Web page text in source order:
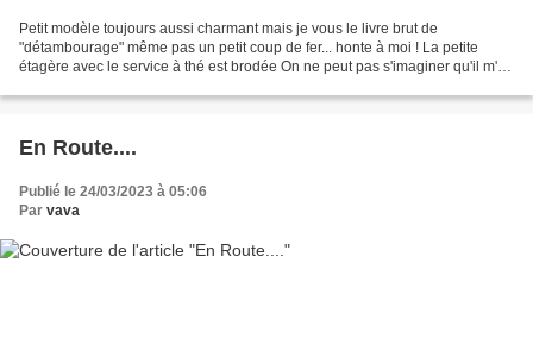
Petit modèle toujours aussi charmant mais je vous le livre brut de
"détambourage" même pas un petit coup de fer... honte à moi ! La petite
étagère avec le service à thé est brodée On ne peut pas s'imaginer qu'il m'a
En Route....
Publié le 24/03/2023 à 05:06
Par vava